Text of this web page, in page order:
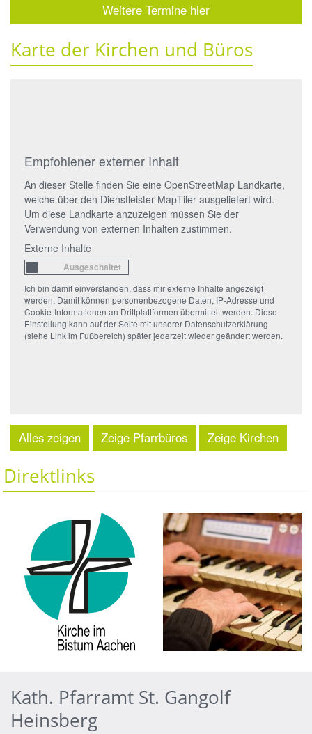
Weitere Termine hier
Karte der Kirchen und Büros
Empfohlener externer Inhalt
An dieser Stelle finden Sie eine OpenStreetMap Landkarte,
welche über den Dienstleister MapTiler ausgeliefert wird.
Um diese Landkarte anzuzeigen müssen Sie der
Verwendung von externen Inhalten zustimmen.
Externe Inhalte
Ich bin damit einverstanden, dass mir externe Inhalte angezeigt
werden. Damit können personenbezogene Daten, IP-Adresse und
Cookie-Informationen an Drittplattformen übermittelt werden. Diese
Einstellung kann auf der Seite mit unserer Datenschutzerklärung
(siehe Link im Fußbereich) später jederzeit wieder geändert werden.
Alles zeigen Zeige Pfarrbüros Zeige Kirchen
Direktlinks
Kath. Pfarramt St. Gangolf
Heinsberg